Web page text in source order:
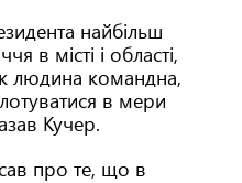
найбільш
в місті і області,
людина командна,
в мери
Кучер.
про те, що в